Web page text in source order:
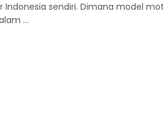
Indonesia sendiri. Dimana model
...